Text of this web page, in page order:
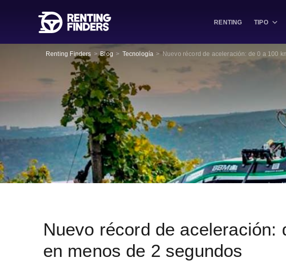
RENTING TIPO
Renting Finders > Blog > Tecnología > Nuevo récord de aceleración: de 0 a 100
Nuevo récord de aceleración:
en menos de 2 segundos